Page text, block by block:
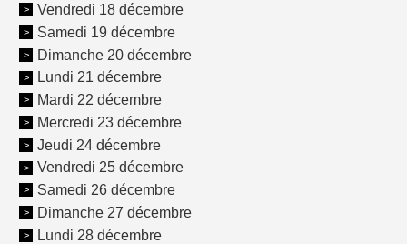
Vendredi 18 décembre
Samedi 19 décembre
Dimanche 20 décembre
Lundi 21 décembre
Mardi 22 décembre
Mercredi 23 décembre
Jeudi 24 décembre
Vendredi 25 décembre
Samedi 26 décembre
Dimanche 27 décembre
Lundi 28 décembre